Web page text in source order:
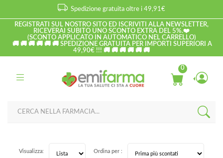
Spedizione gratuita oltre i 49,91€
REGISTRATI SUL NOSTRO SITO ED ISCRIVITI ALLA NEWSLETTER,
RICEVERAI SUBITO UNO SCONTO EXTRA DEL 5%.❤️
(SCONTO APPLICATO IN AUTOMATICO NEL CARRELLO)
🚚 🚚 🚚 🚚 🚚 🚚 SPEDIZIONE GRATUITA PER IMPORTI SUPERIORI A
49,90€ !!! 🚚 🚚 🚚 🚚 🚚 🚚
0
Visualizza: Ordina per :